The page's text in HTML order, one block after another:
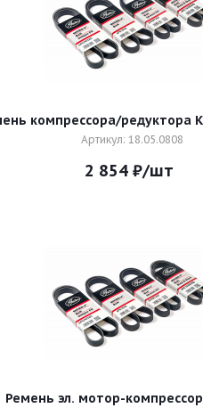
компрессора/редуктора
Артикул: 18.05.0808
2 854 ₽/шт
Ремень эл. мотор-компрессор